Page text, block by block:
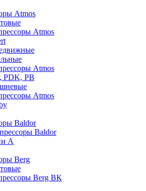
Atmos
Atmos
Atmos
PDK, PB
Atmos
Baldor
Baldor
A
Berg
Berg ВК